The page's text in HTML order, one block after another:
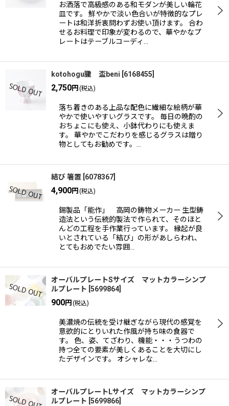
お洒落で高級感のある和モダンが美しい輪花
皿です。 鮮やかで淡い色合いが特徴的なプレ
ートは和洋折衷問わずお使い頂けます。 合わ
せるお料理で印象が変わるので、華やかなプ
レートはテーブルコーディ…
kotohogu朧 盃beni 6168455
2,750円 (税込)
落ち着きのある上品な配色に繊細な絵柄が華
やかで使いやすいグラスです。 毎日の晩酌の
おちょこにも使え、小鉢代わりにも使えま
す。 華やかでこだわりを感じるグラスは贈り
物としてもお勧めです。…
結び 箸置 6078367
4,900円 (税込)
錫製品「能作」 高岡の鋳物メーカー 生型鋳
造法という伝統的製法で作られて、そのほと
んどの工程を手作業行っています。 縁起が良
いとされている「結び」の形があしらわれ、
とてもおめでたい雰囲…
オーバルプレートSサイズ マットカラーシンプ
ルプレート 5699864
900円 (税込)
美濃焼の伝統を受け継ぎながら現代の感覚を
意欲的にとりいれた作風が持ち味の食器で
す。 色、姿、てざわり、機能・・・うつわの
持つ全ての要素が美しくあることを大切にし
たデザインです。 オシャレな…
オーバルプレートLサイズ マットカラーシンプ
ルプレート 5699866